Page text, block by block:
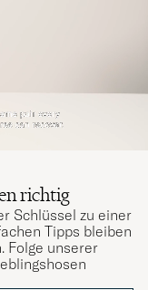
richtig
Schlüssel zu einer
Tipps bleiben
Folge unserer